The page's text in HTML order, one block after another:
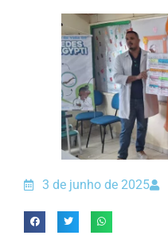
3 de junho de 2025